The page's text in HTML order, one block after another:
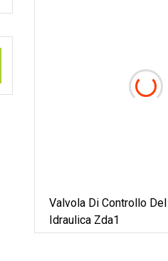
Valvola Di Controllo
Idraulica Zda1